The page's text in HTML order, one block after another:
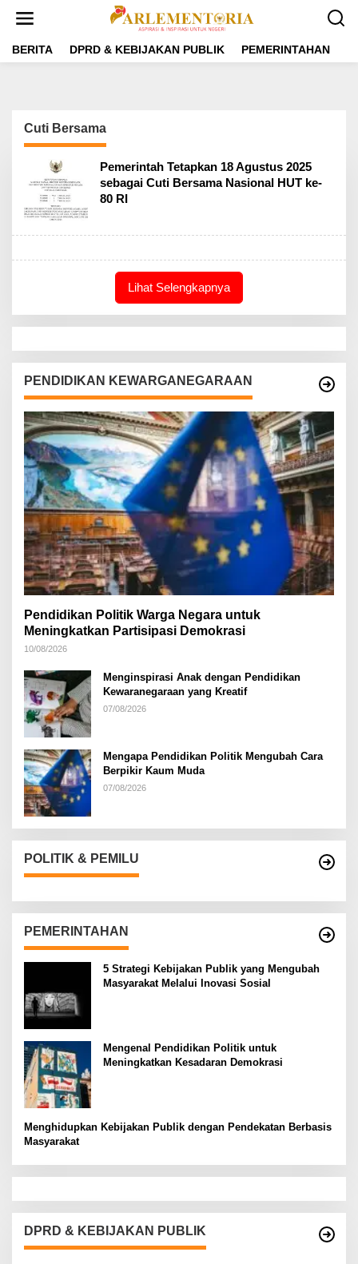
t
BERITA DPRD & KEBIJAKAN PUBLIK PEMERINTAHAN
Cuti Bersama
Pemerintah Tetapkan 18 Agustus 2025
sebagai Cuti Bersama Nasional HUT ke-
80 RI
Lihat Selengkapnya
PENDIDIKAN KEWARGANEGARAAN
Pendidikan Politik Warga Negara untuk
Meningkatkan Partisipasi Demokrasi
10/08/2026
Menginspirasi Anak dengan Pendidikan
Kewaranegaraan yang Kreatif
07/08/2026
Mengapa Pendidikan Politik Mengubah Cara
Berpikir Kaum Muda
07/08/2026
POLITIK & PEMILU
PEMERINTAHAN
5 Strategi Kebijakan Publik yang Mengubah
Masyarakat Melalui Inovasi Sosial
Mengenal Pendidikan Politik untuk
Meningkatkan Kesadaran Demokrasi
Menghidupkan Kebijakan Publik dengan Pendekatan Berbasis
Masyarakat
DPRD & KEBIJAKAN PUBLIK